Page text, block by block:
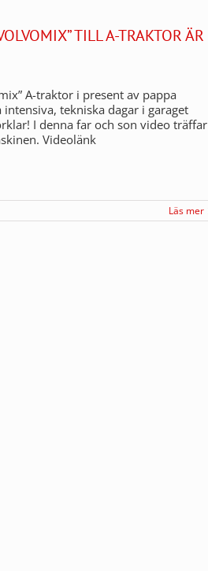
TILL A-TRAKTOR ÄR
A-traktor i present av pappa
tekniska dagar i garaget
I denna far och son video träffar
Videolänk
Läs mer